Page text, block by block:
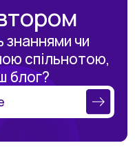
знаннями чи
спільнотою,
блог?